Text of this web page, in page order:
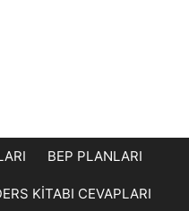
BEP PLANLARI
KİTABI CEVAPLARI